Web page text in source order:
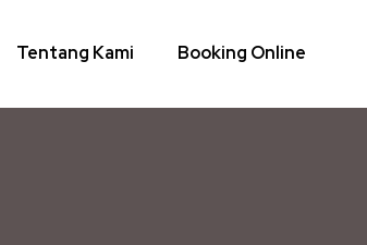
Tentang Kami Booking Online